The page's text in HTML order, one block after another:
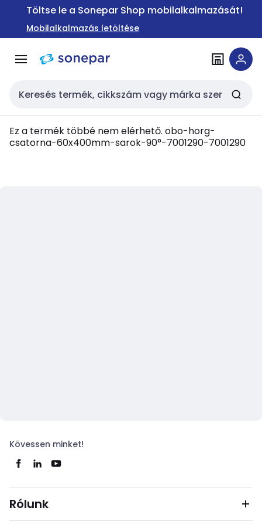
Ugrás a
Ugrás a
tartalomra
Töltse le a Sonepar Shop mobilalkalmazását!
Mobilalkalmazás letöltése
Keresési bemenet
Ez a termék többé nem elérhető. obo-horg-
csatorna-60x400mm-sarok-90°-7001290-7001290
Kövessen minket!
Rólunk